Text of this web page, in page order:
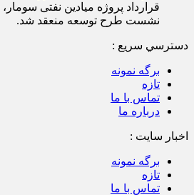
قرارداد پروژه میادین نفتی
نشست طرح توسعه منعقد شد.
دسترسي سريع :
برگه نمونه
تازه
تماس با ما
درباره ما
اخبار سایت :
برگه نمونه
تازه
تماس با ما